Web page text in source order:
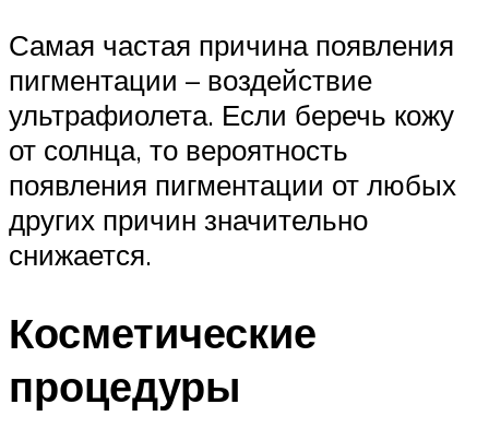
Самая частая причина появления
пигментации – воздействие
ультрафиолета. Если беречь кожу
от солнца, то вероятность
появления пигментации от любых
других причин значительно
снижается.
Косметические
процедуры